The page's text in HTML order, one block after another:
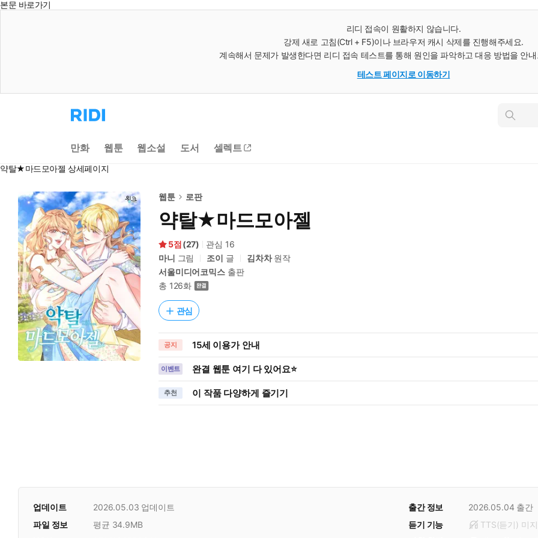
본문 바로가기
리디 접속이 원활하지 않습니다.
강제 새로 고침(Ctrl + F5)이나 브라우저 캐시 삭제를 진행해주세요.
계속해서 문제가 발생한다면 리디 접속 테스트를 통해 원인을 파악하고 대응 방법을 안
테스트 페이지로 이동하기
리
디
으
로
동
인
만화 웹툰 웹소설 도서 셀렉트
약탈★마드모아젤 상세페이지
웹툰 로판
약탈★마드모아젤
5 (27) 관심 16
마니 그림 조이 글 김차차원작
서울미디어코믹스출판
총 126화
관심
공지 15세 이용가 안내
이벤트 완결 웹툰 여기 다 있어요⭐
추천 이 작품 다양하게 즐기기
업데이트 2026.05.03 업데이트 출간 정보 2026.05.04 출간
듣기 기능
TTS(듣기) 미
파일 정보
평균 34.9MB